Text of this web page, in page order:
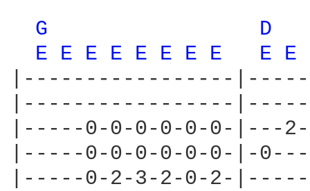
G
D
E E E E E E E E E E
|-----------------|-----
|-----------------|-----
|-----0-0-0-0-0-0-|---
|-----0-0-0-0-0-0-|-
|-----0-2-3-2-0-2-